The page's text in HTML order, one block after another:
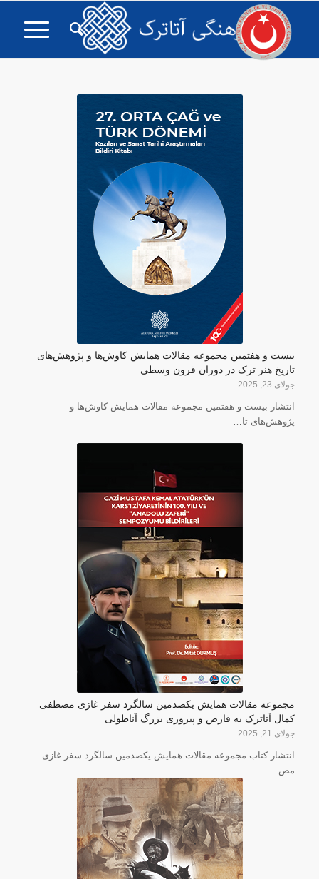
بیست و هفتمین مجموعه مقالات همایش کاوش‌ها و پژوهش‌های
تاریخ هنر ترک در دوران قرون وسطی
جولای 23, 2025
انتشار بیست و هفتمین مجموعه مقالات همایش کاوش‌ها و
پژوهش‌های تا…
مجموعه مقالات همایش یکصدمین سالگرد سفر غازی مصطفی
کمال آتاترک به قارص و پیروزی بزرگ آناطولی
جولای 21, 2025
انتشار کتاب مجموعه مقالات همایش یکصدمین سالگرد سفر غازی
مص…